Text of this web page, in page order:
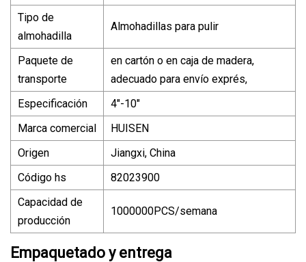
Tipo de
almohadilla
Almohadillas para pulir
Paquete de
transporte
en cartón o en caja de madera,
adecuado para envío exprés,
Especificación
4"-10"
Marca comercial
HUISEN
Origen
Jiangxi, China
Código hs
82023900
Capacidad de
producción
1000000PCS/semana
Empaquetado y entrega